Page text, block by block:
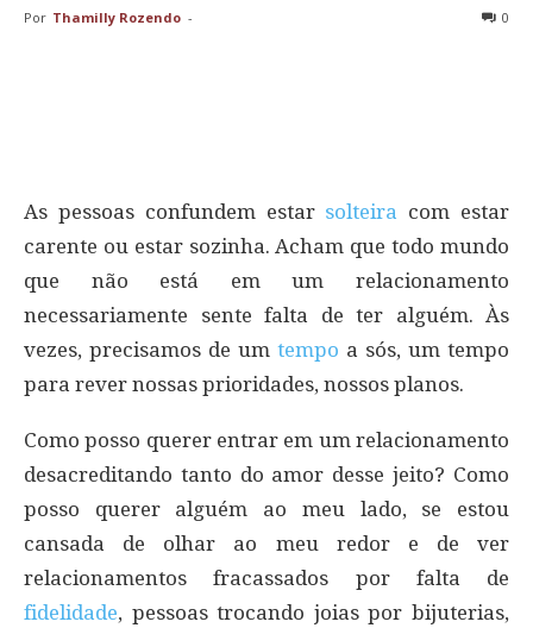
Por Thamilly Rozendo - 0
As pessoas confundem estar solteira com estar
carente ou estar sozinha. Acham que todo mundo
que não está em um relacionamento
necessariamente sente falta de ter alguém. Às
vezes, precisamos de um tempo a sós, um tempo
para rever nossas prioridades, nossos planos.
Como posso querer entrar em um relacionamento
desacreditando tanto do amor desse jeito? Como
posso querer alguém ao meu lado, se estou
cansada de olhar ao meu redor e de ver
relacionamentos fracassados por falta de
fidelidade, pessoas trocando joias por bijuterias,